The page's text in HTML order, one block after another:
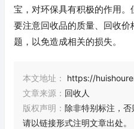
宝，对环保具有积极的作用
要注意回收品的质量、回收
题，以免造成相关的损失。
本文地址：
https://
文章来源： 回收人
版权声明： 除非特别标注，
请以链接形式注明文章出处。